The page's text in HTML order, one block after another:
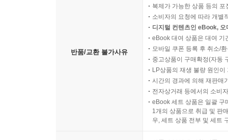
반품/교환 불가사유
복제가 가능한 상품 등의
소비자의 요청에 따라 개별
디지털 컨텐츠인 eBook,
eBook 대여 상품은 대여 기
모바일 쿠폰 등록 후 취소/
중고상품이 구매확정(자동
LP상품의 재생 불량 원인
시간의 경과에 의해 재판매
전자상거래 등에서의 소비
eBook 세트 상품은 일괄 구
1개의 상품으로 취급 및 판
우, 세트 상품 전부 및 세트